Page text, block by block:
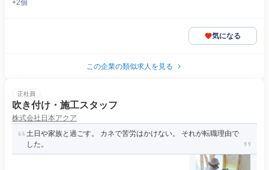
+2個
気になる
この企業の類似求人を見る
正社員
吹き付け・施工スタッフ
株式会社日本アクア
土日や家族と過ごす。 カネで苦労はかけない。 それが転職理由で
した。